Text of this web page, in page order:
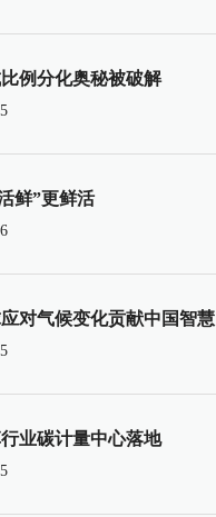
例分化奥秘被破解
鲜”更鲜活
对气候变化贡献中国智慧
业碳计量中心落地